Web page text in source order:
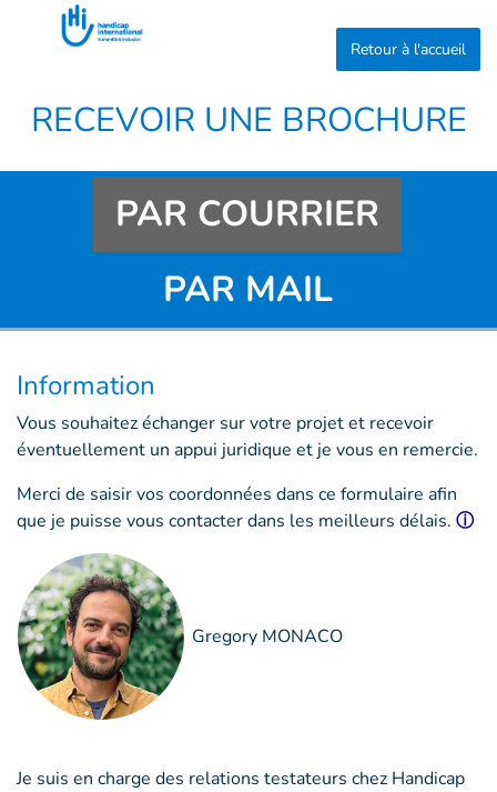
Goto main content
Retour à l'accueil
RECEVOIR UNE BROCHURE
PAR COURRIER
PAR MAIL
Information
Vous souhaitez échanger sur votre projet et recevoir
éventuellement un appui juridique et je vous en remercie.
Merci de saisir vos coordonnées dans ce formulaire afin
que je puisse vous contacter dans les meilleurs délais. ⓘ
Gregory MONACO
Je suis en charge des relations testateurs chez Handicap